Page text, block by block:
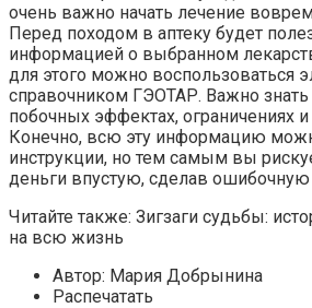
очень важно начать лечение
Перед походом в аптеку будет
информацией о выбранном
для этого можно воспользоваться
справочником ГЭОТАР. Важно
побочных эффектах, ограничениях
Конечно, всю эту информацию
инструкции, но тем самым вы
деньги впустую, сделав ошибочную
Читайте также: Зигзаги судьбы:
на всю жизнь
Автор: Мария Добрынина
Распечатать